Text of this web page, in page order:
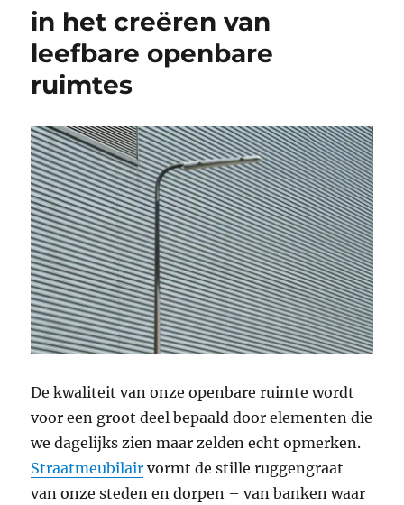
in het creëren van
leefbare openbare
ruimtes
De kwaliteit van onze openbare ruimte wordt
voor een groot deel bepaald door elementen die
we dagelijks zien maar zelden echt opmerken.
Straatmeubilair vormt de stille ruggengraat
van onze steden en dorpen – van banken waar